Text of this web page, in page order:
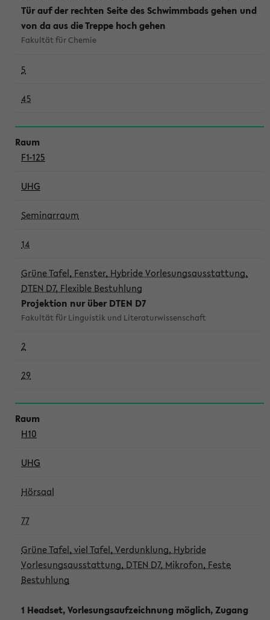
Tür auf der rechten Seite des Schwimmbads gehen und
von da aus die Treppe hoch gehen
Fakultät für Chemie
5
45
F1-125
UHG
Seminarraum
14
Grüne Tafel, Fenster, Hybride Vorlesungsausstattung,
DTEN D7, Flexible Bestuhlung
Projektion nur über DTEN D7
Fakultät für Linguistik und Literaturwissenschaft
2
29
H10
UHG
Hörsaal
77
Grüne Tafel, viel Tafel, Verdunklung, Hybride
Vorlesungsausstattung, DTEN D7, Mikrofon, Feste
Bestuhlung
1 Headset, Vorlesungsaufzeichnung möglich, Zugang